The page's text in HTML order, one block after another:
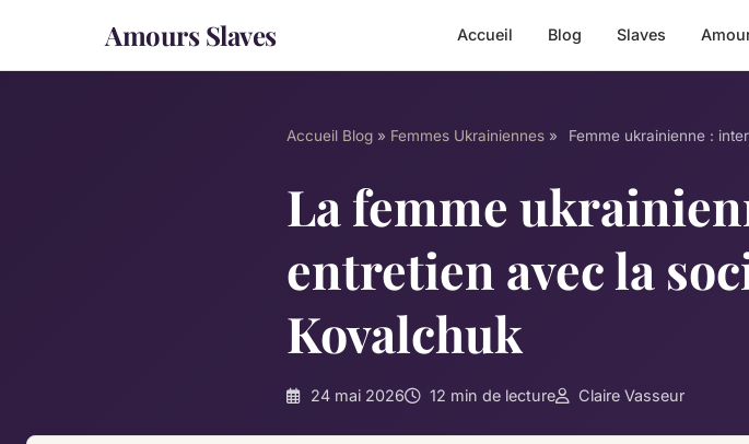
Amours Slaves Accueil Blog Slaves
Accueil Blog » Femmes Ukrainiennes » Femme ukrainienne :
La femme
entretien avec la
Kovalchuk
24 mai 2026 12 min de lecture Claire Vasseur